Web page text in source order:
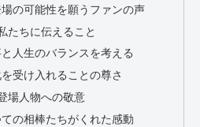
の可能性を願うファンの声
たちに伝えること
人生のバランスを考える
受け入れることの尊さ
場人物への敬意
の相棒たちがくれた感動